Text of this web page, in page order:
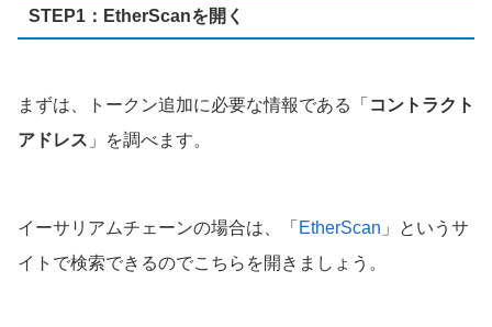
STEP1：EtherScanを開く
まずは、トークン追加に必要な情報である「 コントラクト
アドレス 」を調べます。
イーサリアムチェーンの場合は、「 EtherScan 」というサ
イトで検索できるのでこちらを開きましょう。